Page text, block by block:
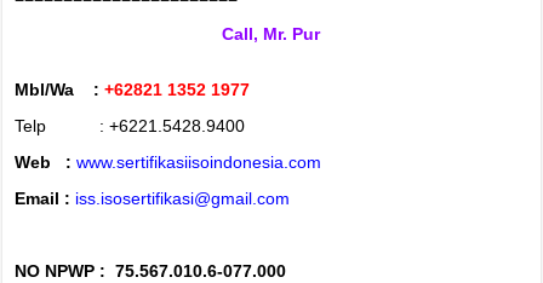
Call, Mr. Pur
Mbl/Wa :+62821 1352 1977
Telp : +6221.5428.9400
Web :www.sertifikasiisoindonesia.com
Email : iss.isosertifikasi@gmail.com
NO NPWP : 75.567.010.6-077.000